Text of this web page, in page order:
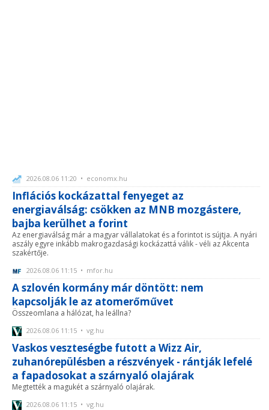
2026.08.06 11:20 • economx.hu
Inflációs kockázattal fenyeget az
energiaválság: csökken az MNB mozgástere,
bajba kerülhet a forint
Az energiaválság már a magyar vállalatokat és a forintot is sújtja. A nyári
aszály egyre inkább makrogazdasági kockázattá válik - véli az Akcenta
szakértője.
2026.08.06 11:15 • mfor.hu
A szlovén kormány már döntött: nem
kapcsolják le az atomerőművet
Összeomlana a hálózat, ha leállna?
2026.08.06 11:15 • vg.hu
Vaskos veszteségbe futott a Wizz Air,
zuhanórepülésben a részvények - rántják lefelé
a fapadosokat a szárnyaló olajárak
Megtették a magukét a szárnyaló olajárak.
2026.08.06 11:15 • vg.hu